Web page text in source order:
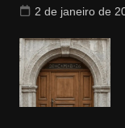
2 de janeiro de